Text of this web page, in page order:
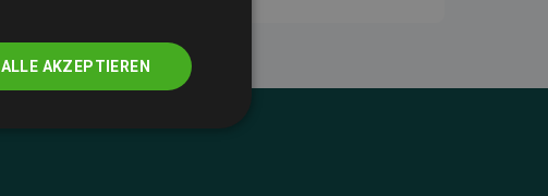
ALLE AKZEPTIEREN